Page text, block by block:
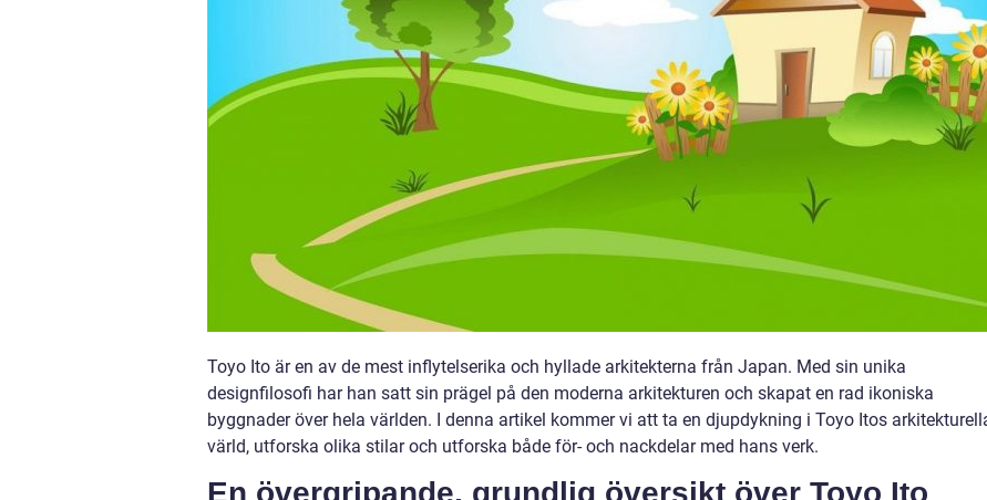
Toyo Ito är en av de mest inflytelserika och hyllade arkitekterna från Japan. Med sin unika
designfilosofi har han satt sin prägel på den moderna arkitekturen och skapat en rad ikoniska
byggnader över hela världen. I denna artikel kommer vi att ta en djupdykning i Toyo Itos
värld, utforska olika stilar och utforska både för- och nackdelar med hans verk.
En övergripande, grundlig översikt över Toyo Ito